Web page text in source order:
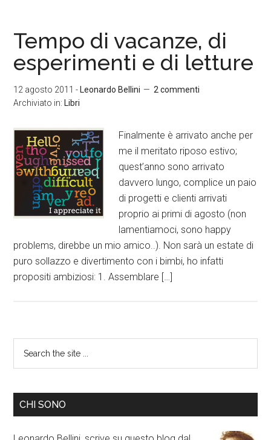
Tempo di vacanze, di
esperimenti e di letture
12 agosto 2011 - Leonardo Bellini
2 commenti
Archiviato in: Libri
Finalmente è arrivato anche per
me il meritato riposo estivo;
quest’anno sono arrivato
davvero lungo, complice un paio
di progetti e clienti arrivati
proprio ai primi di agosto (non
lamentiamoci, sono happy
problems, direbbe un mio amico..). Non sarà un estate di
puro sollazzo e divertimento con i bimbi, ho infatti
propositi ambiziosi: 1. Assemblare […]
CHI SONO